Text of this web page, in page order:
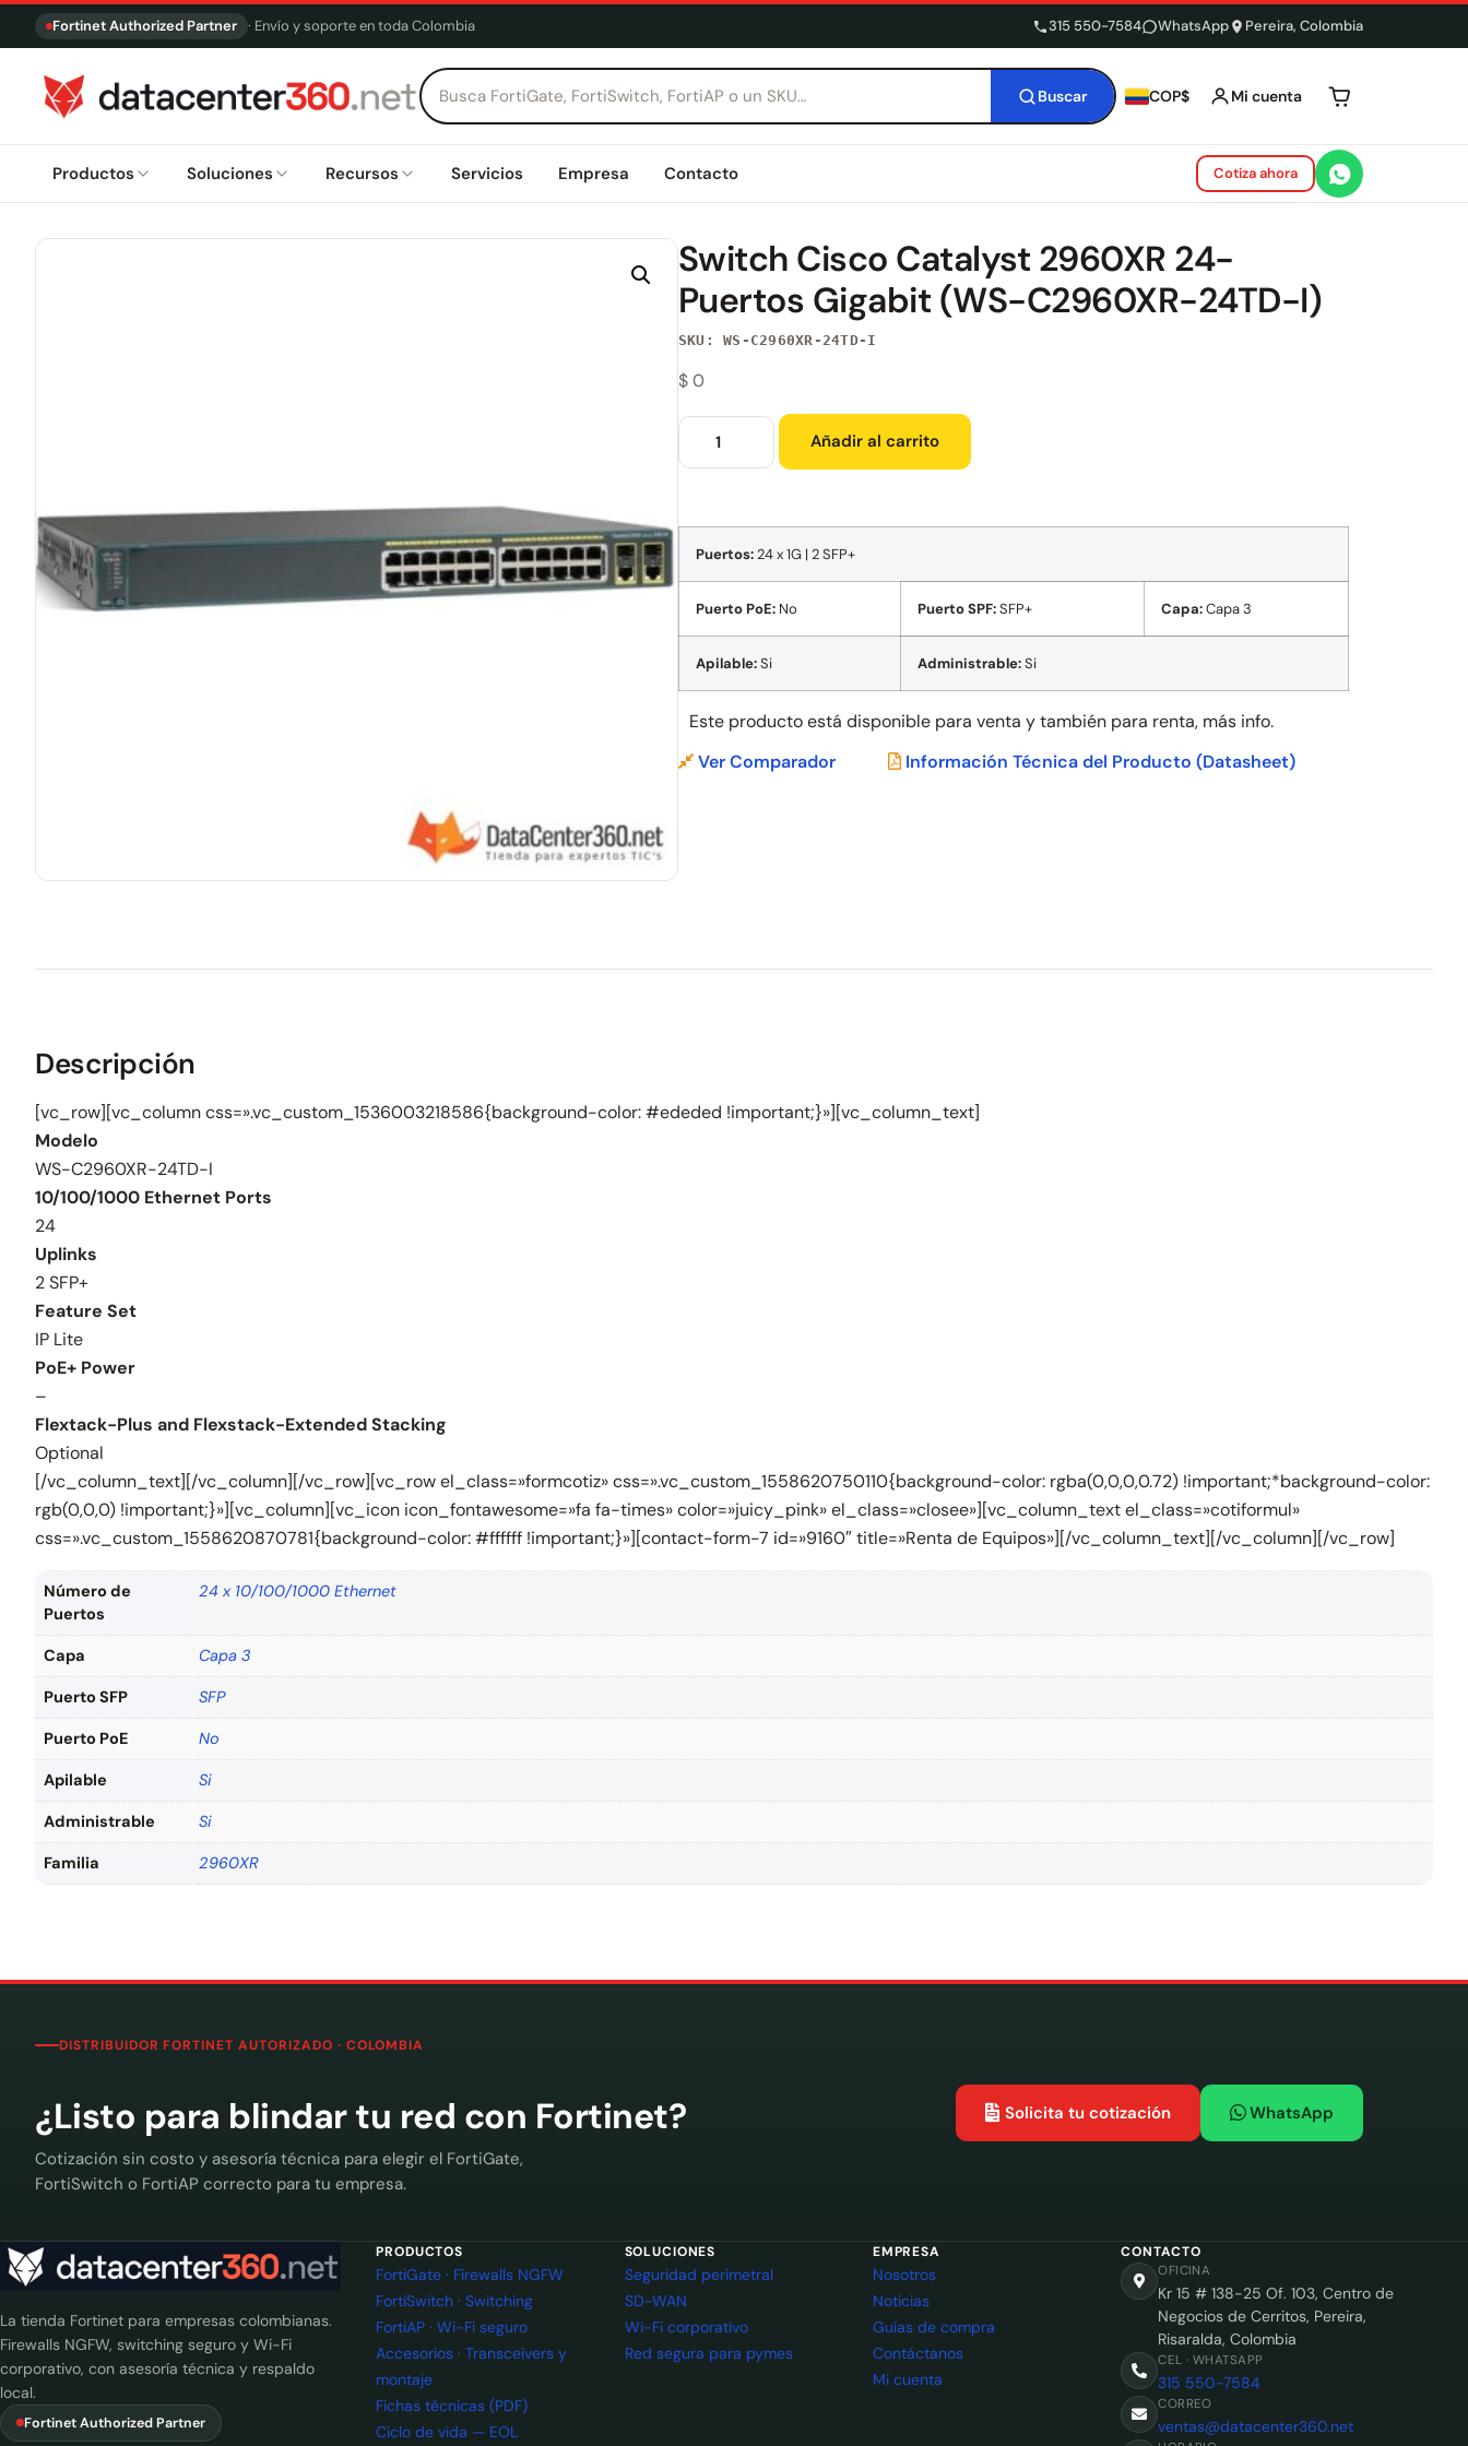
Fortinet Authorized Partner · Envío y soporte en toda Colombia 315 550-7584 WhatsApp Pereira, Colombia
Buscar COP$ Mi cuenta Tu carrito está
Productos Soluciones Recursos Servicios Empresa Contacto Cotiza ahora
Switch Cisco Catalyst 2960XR 24-
Puertos Gigabit (WS-C2960XR-24TD-I)
SKU: WS-C2960XR-24TD-I
$0
Añadir al carrito
Puertos:24 x 1G | 2 SFP+
Puerto PoE:No Puerto SPF:SFP+ Capa:Capa 3
Apilable:Si Administrable:Si
Este producto está disponible para venta y también para renta, más info.
Ver Comparador
Información Técnica del Producto(Datasheet)
Descripción
[vc_row][vc_column css=».vc_custom_1536003218586{background-color: #ededed !important;}»][vc_column_text]
Modelo
WS-C2960XR-24TD-I
10/100/1000 Ethernet Ports
24
Uplinks
2 SFP+
Feature Set
IP Lite
PoE+ Power
–
Flextack-Plus and Flexstack-Extended Stacking
Optional
[/vc_column_text][/vc_column][/vc_row][vc_row el_class=»formcotiz» css=».vc_custom_1558620750110{background-color: rgba(0,0,0,0.72) !important;*background-color:
rgb(0,0,0) !important;}»][vc_column][vc_icon icon_fontawesome=»fa fa-times» color=»juicy_pink» el_class=»closee»][vc_column_text el_class=»cotiformul»
css=».vc_custom_1558620870781{background-color: #ffffff !important;}»][contact-form-7 id=»9160″ title=»Renta de Equipos»][/vc_column_text][/vc_column][/vc_row]
Número de
Puertos
24 x 10/100/1000 Ethernet
Capa Capa 3
Puerto SFP SFP
Puerto PoE No
Apilable Si
Administrable Si
Familia 2960XR
DISTRIBUIDOR FORTINET AUTORIZADO · COLOMBIA
¿Listo para blindar tu red con Fortinet?
Cotización sin costo y asesoría técnica para elegir el FortiGate,
FortiSwitch o FortiAP correcto para tu empresa.
Solicita tu cotización WhatsApp
La tienda Fortinet para empresas colombianas.
Firewalls NGFW, switching seguro y Wi-Fi
corporativo, con asesoría técnica y respaldo
local.
Fortinet Authorized Partner
PRODUCTOS
FortiGate · Firewalls NGFW
FortiSwitch · Switching
FortiAP · Wi-Fi seguro
Accesorios · Transceivers y
montaje
Fichas técnicas (PDF)
Ciclo de vida — EOL
SOLUCIONES
Seguridad perimetral
SD-WAN
Wi-Fi corporativo
Red segura para pymes
EMPRESA
Nosotros
Noticias
Guías de compra
Contáctanos
Mi cuenta
CONTACTO
OFICINA
Kr 15 # 138-25 Of. 103, Centro de
Negocios de Cerritos, Pereira,
Risaralda, Colombia
CEL · WHATSAPP
315 550-7584
CORREO
ventas@datacenter360.net